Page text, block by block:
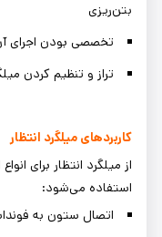
بتن‌ریزی
تخصصی بودن اجرای
تراز و تنظیم کردن
کاربردهای میلگرد انتظار
از میلگرد انتظار برای
استفاده می‌شود:
اتصال ستون به